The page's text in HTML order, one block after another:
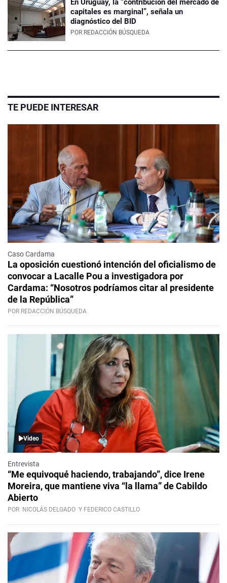
En Uruguay, la “contribución del mercado de
capitales es marginal”, señala un
diagnóstico del BID
POR REDACCIÓN BÚSQUEDA
TE PUEDE INTERESAR
Caso Cardama
La oposición cuestionó intención del oficialismo de
convocar a Lacalle Pou a investigadora por
Cardama: “Nosotros podríamos citar al presidente
de la República”
POR REDACCIÓN BÚSQUEDA
Video
Entrevista
“Me equivoqué haciendo, trabajando”, dice Irene
Moreira, que mantiene viva “la llama” de Cabildo
Abierto
POR NICOLÁS DELGADO Y FEDERICO CASTILLO